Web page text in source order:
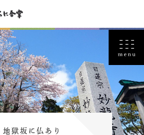
地獄坂に仏あり